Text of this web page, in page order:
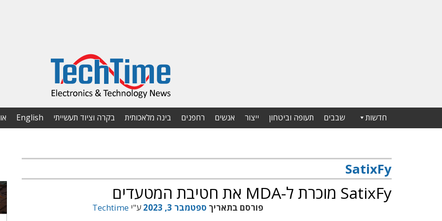
חדשות שבבים תעופה וביטחון ייצור אנשים רחפנים בינה מלאכותית בקרה וציוד תעשייתי English
SatixFy
SatixFy מוכרת ל-MDA את חטיבת המטעדים
פורסם בתאריך ספטמבר 3, 2023 ע"י Techtime